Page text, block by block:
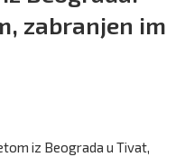
zabranjen im
iz Beograda u Tivat,